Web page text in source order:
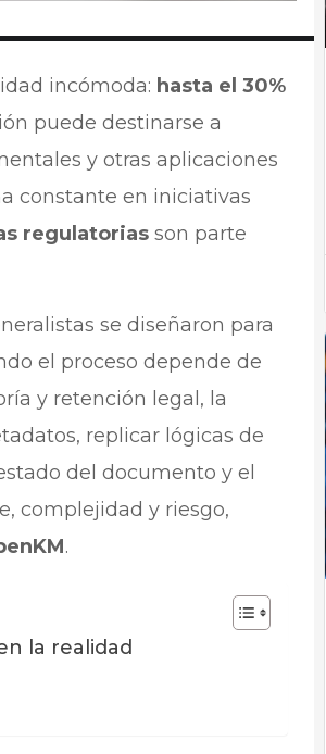
incómoda: hasta el 30%
puede destinarse a
y otras aplicaciones
constante en iniciativas
regulatoriasson parte
se diseñaron para
el proceso depende de
y retención legal, la
replicar lógicas de
del documento y el
complejidad y riesgo,
.
la realidad